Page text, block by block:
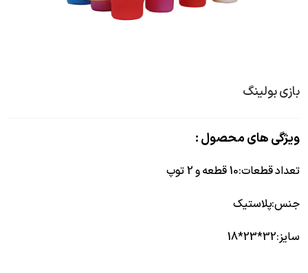
بازی بولینگ
ویژگی های محصول :
تعداد قطعات:10 قطعه و 2 توپ
جنس:پلاستیک
سایز:
32*23*18